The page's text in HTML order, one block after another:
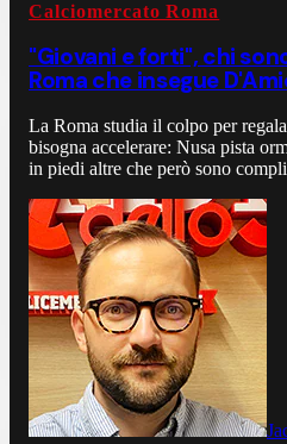
Calciomercato Roma
"Giovani e forti", chi
Roma che insegue
La Roma studia il colpo per
bisogna accelerare: Nusa pista
in piedi altre che però sono